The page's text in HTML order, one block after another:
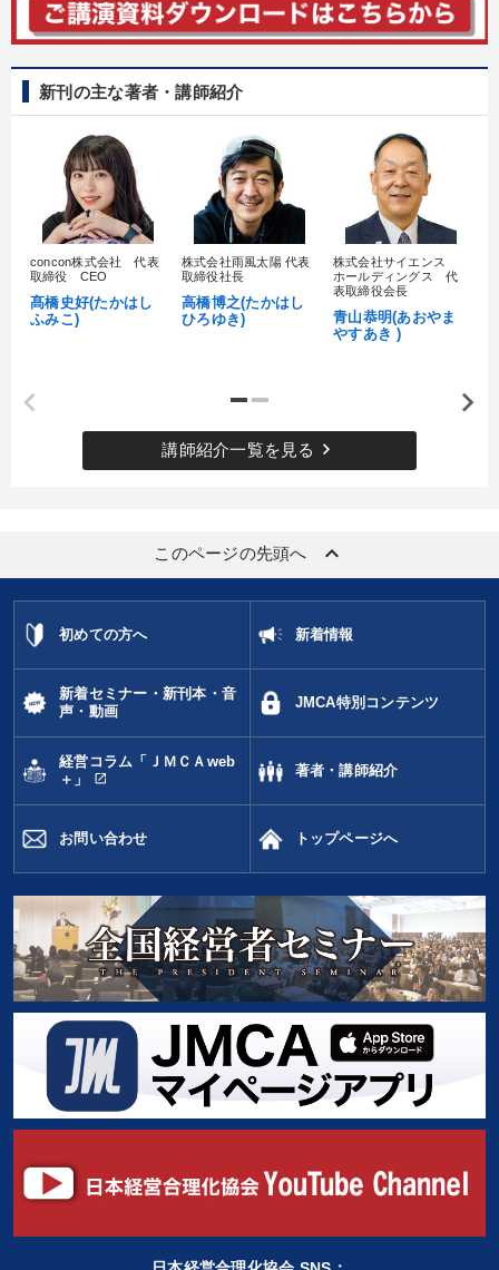
※「更新」を押すと「テーマ」「キーワード」を更新いただけます。
経営音声・動画を探す
しいただけます
カテゴリー
マーケティング 【2月】音声・映像 最新技術・トレンド
音声と動画で学ぶ 大竹愼一書籍
会社のパフォーマンスを高める講話 【6月】音声・映像
最新刊・戦略参謀ChatGPT実戦法と中小企業のDXと講話ご案内
目的別
組織を強化したい 財務・数字力の向上
リーダーの魅力向上 経営体系を学びたい
社員研修を行いたい
商品開発 スポーツ関連 広報・PR サービス
中村天風 ドラッカー
※「更新」を押すと「カテゴリー」「目的別」「キーワード」を更新いただけます。
タグから探す refresh 更新する
すべての音声・動画（全2076タイトル）からお探しいただけます
タグ・キーワード
新刊の主な著者・講師紹介
concon株式会社 代表
取締役 CEO
髙橋史好(たかはし
ふみこ)
株式会社雨風太陽 代表
取締役社長
高橋博之(たかはし
ひろゆき)
株式会社サイエンス
ホールディングス 代
表取締役会長
青山恭明(あおやま
やすあき )
講師紹介一覧を見る keyboard_arrow_right
このページの先頭へ keyboard_arrow_up
初めての方へ 新着情報
新着セミナー・新刊本・音
声・動画
JMCA特別コンテンツ
経営コラム「ＪＭＣＡweb
＋」
open_in_new
著者・講師紹介
お問い合わせ トップページへ